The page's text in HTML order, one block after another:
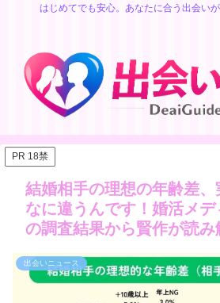
はじめてでも安心。あなたに合う出会い
PR 18禁
結婚相手の理想の年齢差
なに違うんです！婚活メデ
の調査結果から賢作が読み
出会いニュース